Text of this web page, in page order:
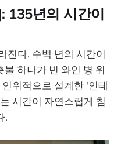
135년의 시간이
진다. 수백 년의 시간이
하나가 빈 와인 병 위
위적으로 설계한 '인테
시간이 자연스럽게 침
.